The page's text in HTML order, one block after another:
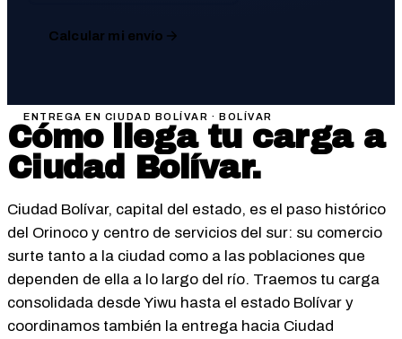
Calcular mi envío
ENTREGA EN CIUDAD BOLÍVAR ·BOLÍVAR
Cómo llega tu carga a
Ciudad Bolívar.
Ciudad Bolívar, capital del estado, es el paso histórico
del Orinoco y centro de servicios del sur: su comercio
surte tanto a la ciudad como a las poblaciones que
dependen de ella a lo largo del río. Traemos tu carga
consolidada desde Yiwu hasta el estado Bolívar y
coordinamos también la entrega hacia Ciudad